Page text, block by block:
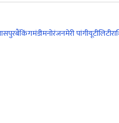
बैंकिंगमंडीमनोरंजनमेरी पांगीयूटीलिटी